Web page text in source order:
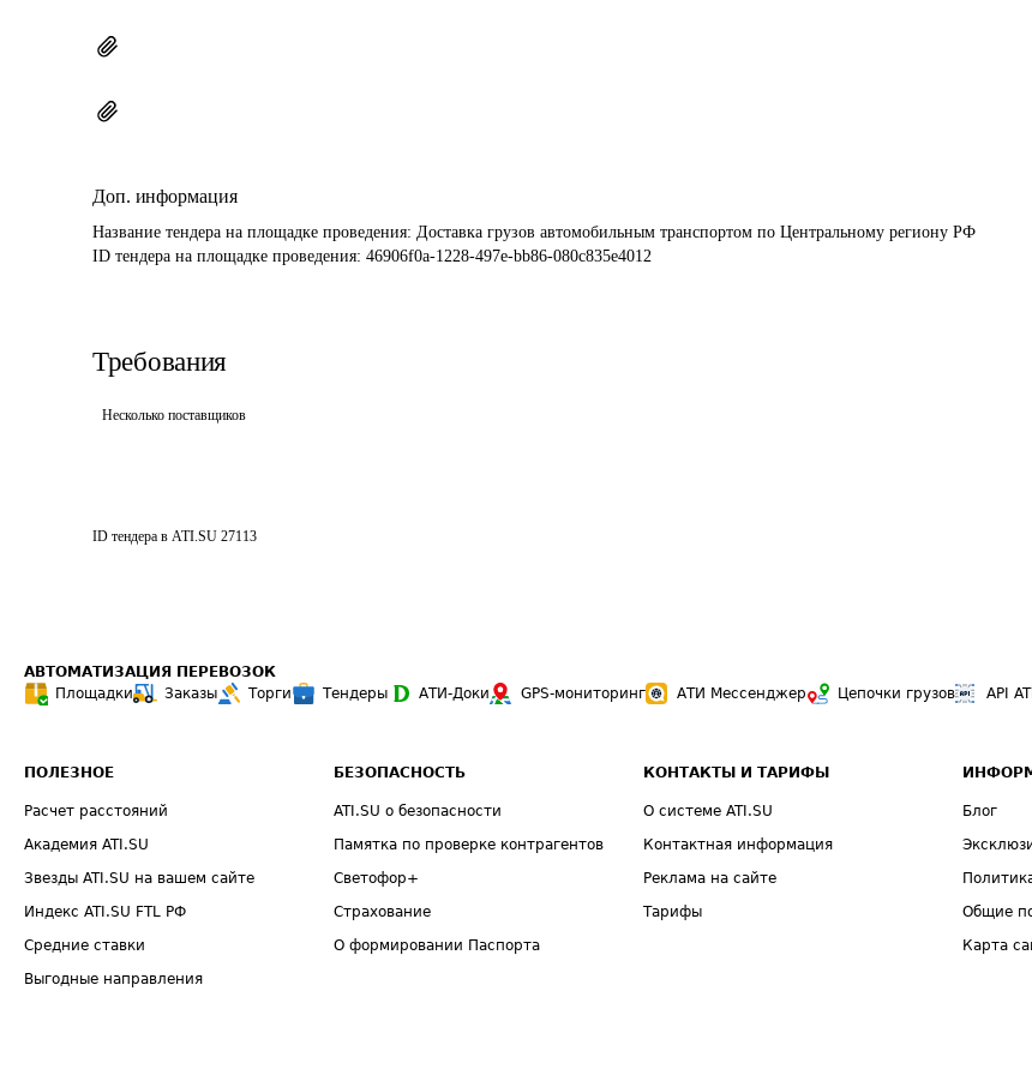
Доп. информация
Название тендера на площадке проведения: Доставка грузов автомобильным транспортом по Центральному региону РФ
ID тендера на площадке проведения: 46906f0a-1228-497e-bb86-080c835e4012
Требования
Несколько поставщиков
ID тендера в ATI.SU 27113
АВТОМАТИЗАЦИЯ ПЕРЕВОЗОК
Площадки
Заказы Торги Тендеры АТИ-Доки GPS-мониторинг АТИ Мессенджер Цепочки грузов API
ПОЛЕЗНОЕ
Расчет расстояний
Академия ATI.SU
Звезды ATI.SU на вашем сайте
Индекс ATI.SU FTL РФ
Средние ставки
Выгодные направления
БЕЗОПАСНОСТЬ
ATI.SU о безопасности
Памятка по проверке контрагентов
Светофор+
Страхование
О формировании Паспорта
КОНТАКТЫ И ТАРИФЫ
О системе ATI.SU
Контактная информация
Реклама на сайте
Тарифы
Блог
Общие
Карта